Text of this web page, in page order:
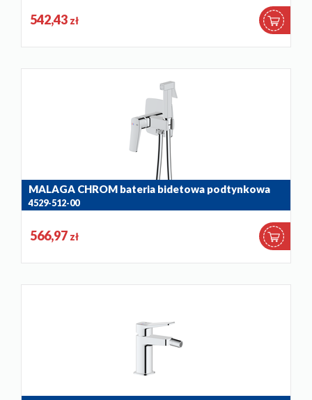
542,43 zł
MALAGA CHROM bateria bidetowa podtynkowa
4529-512-00
566,97 zł